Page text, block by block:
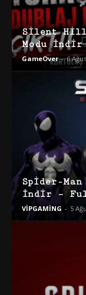
Silent Hill
Modu
GameOver - 6
Spider-
İndir –
VİPGAMİNG - 5